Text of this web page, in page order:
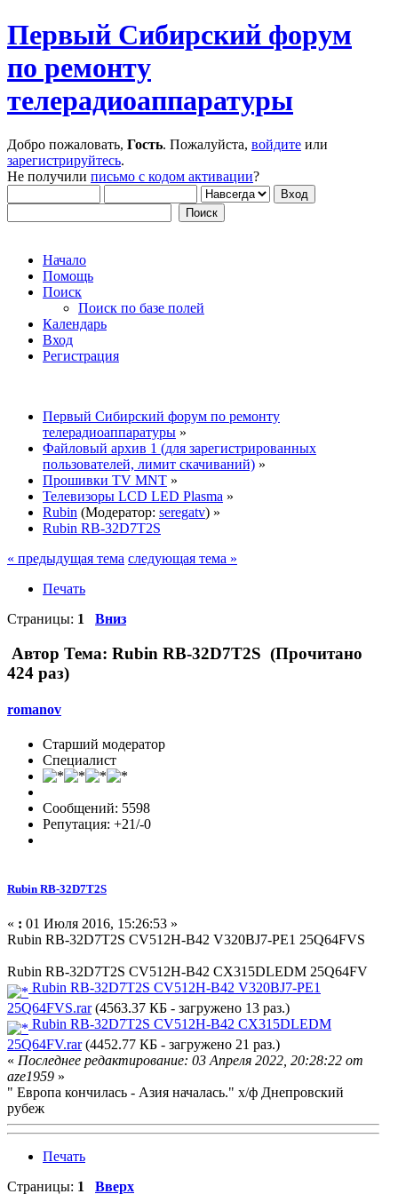
Первый Сибирский форум
по ремонту
телерадиоаппаратуры
Добро пожаловать, Гость. Пожалуйста, войдите или
зарегистрируйтесь.
Не получили письмо с кодом активации?
Начало
Помощь
Поиск
Поиск по базе полей
Календарь
Вход
Регистрация
Первый Сибирский форум по ремонту
телерадиоаппаратуры »
Файловый архив 1 (для зарегистрированных
пользователей, лимит скачиваний) »
Прошивки TV MNT »
Телевизоры LCD LED Plasma »
Rubin (Модератор: seregatv) »
Rubin RB-32D7T2S
« предыдущая тема следующая тема »
Печать
Страницы: 1 Вниз
Автор Тема: Rubin RB-32D7T2S (Прочитано
424 раз)
romanov
Старший модератор
Специалист
Сообщений: 5598
Репутация: +21/-0
Rubin RB-32D7T2S
« : 01 Июля 2016, 15:26:53 »
Rubin RB-32D7T2S CV512H-B42 V320BJ7-PE1 25Q64FVS
Rubin RB-32D7T2S CV512H-B42 CX315DLEDM 25Q64FV
Rubin RB-32D7T2S CV512H-B42 V320BJ7-PE1
25Q64FVS.rar(4563.37 КБ - загружено 13 раз.)
Rubin RB-32D7T2S CV512H-B42 CX315DLEDM
25Q64FV.rar(4452.77 КБ - загружено 21 раз.)
« Последнее редактирование: 03 Апреля 2022, 20:28:22 от
aze1959 »
" Европа кончилась - Азия началась." х/ф Днепровский
рубеж
Печать
Страницы: 1 Вверх